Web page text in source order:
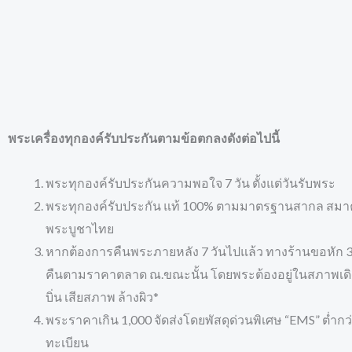
พระเครื่องทุกองค์รับประกันตามข้อตกลงดังต่อไปนี้
พระทุกองค์รับประกันความพอใจ 7 วัน ตั้งแต่วันรับพระ
พระทุกองค์รับประกัน แท้ 100% ตามมาตรฐานสากล สม
พระบูชาไทย
หากต้องการคืนพระภายหลัง 7 วันไปแล้ว ทางร้านขอหัก
คืนตามราคาตลาด ณ.ขณะนั้น โดยพระต้องอยู่ในสภาพเ
บิ่น เสียสภาพ ล้างผิว*
พระราคาเกิน 1,000 จัดส่งโดยพัสดุด่วนพิเศษ “EMS” ต่ำ
ทะเบียน